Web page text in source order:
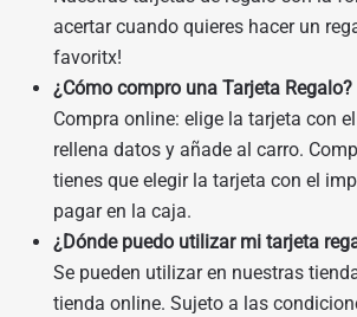
acertar cuando quieres hacer un
favoritx!
¿Cómo compro una Tarjeta Regalo?
Compra online: elige la tarjeta con
rellena datos y añade al carro.
tienes que elegir la tarjeta con el
pagar en la caja.
¿Dónde puedo utilizar mi tarjeta
Se pueden utilizar en nuestras
tienda online. Sujeto a las